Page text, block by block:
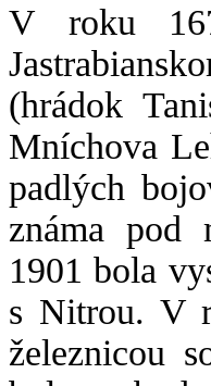
V roku
(hrádok
Mníchova
padlých
známa pod
1901 bola
s Nitrou. V
železnicou